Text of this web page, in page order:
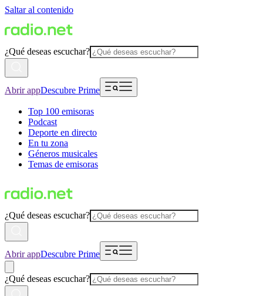
Saltar al contenido
¿Qué deseas escuchar?
Abrir appDescubre Prime
Top 100 emisoras
Podcast
Deporte en directo
En tu zona
Géneros musicales
Temas de emisoras
¿Qué deseas escuchar?
Abrir appDescubre Prime
¿Qué deseas escuchar?